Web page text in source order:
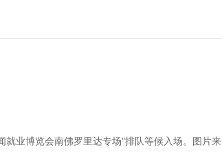
业博览会南佛罗里达专场"排队等候入场。图片来